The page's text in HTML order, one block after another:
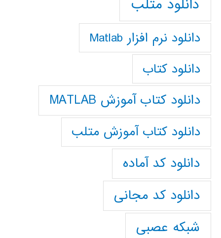
دانلود متلب
دانلود نرم افزار Matlab
دانلود کتاب
دانلود کتاب آموزش MATLAB
دانلود کتاب آموزش متلب
دانلود کد آماده
دانلود کد مجانی
شبکه عصبی